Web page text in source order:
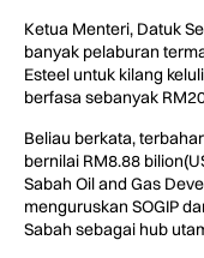
Ketua Menteri, Datuk
banyak pelaburan
Esteel untuk kilang
berfasa sebanyak
Beliau berkata,
bernilai RM8.88
Sabah Oil and Gas
menguruskan SOGIP
Sabah sebagai hub